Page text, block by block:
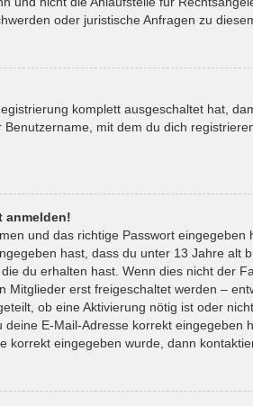
oder juristische Anfragen zu
komplett ausgeschaltet hat,
mit dem du dich
anmelden!
und das richtige Passwort
hast, dass du unter 13 Jahre alt
du erhalten hast. Wenn dies nicht der
Mitglieder erst freigeschaltet werden –
ob eine Aktivierung nötig ist oder
E-Mail-Adresse korrekt eingegeben
korrekt eingegeben wurde, dann